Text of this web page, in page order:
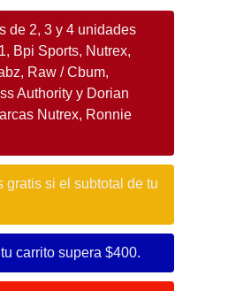
de 2, 3 y 4 unidades
Bpi Sports, Nutrex,
Raw / Cbum,
Authority y Dorian
Nutrex, Ronnie
gratis si el subtotal de tu
carrito supera $400.